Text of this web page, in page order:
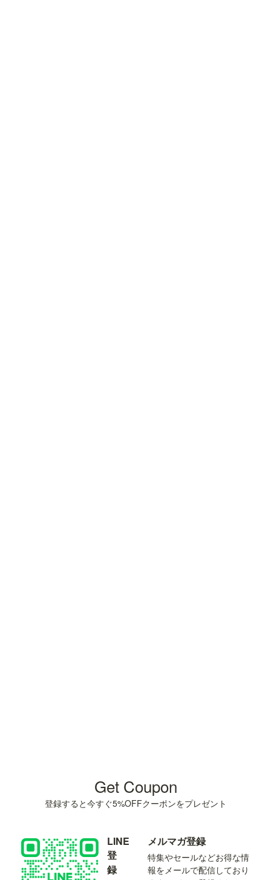
Get Coupon
登録すると今すぐ5%OFFクーポンをプレゼント
LINE
登
録
メルマガ登録
特集やセールなどお得な情
報をメールで配信しており